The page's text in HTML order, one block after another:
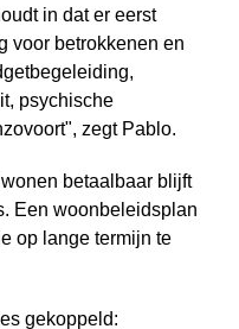
in dat er eerst
voor betrokkenen en
psychische
zegt Pablo.
betaalbaar blijft
Een woonbeleidsplan
op lange termijn te
gekoppeld: